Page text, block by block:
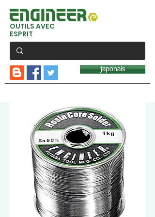
OUTILS AVEC
ESPRIT
japonais